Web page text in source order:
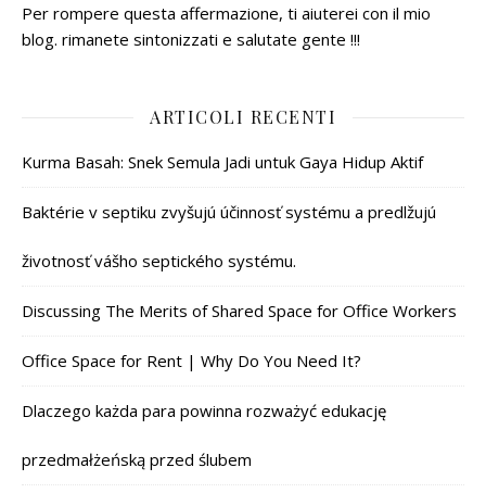
Per rompere questa affermazione, ti aiuterei con il mio
blog. rimanete sintonizzati e salutate gente !!!
ARTICOLI RECENTI
Kurma Basah: Snek Semula Jadi untuk Gaya Hidup Aktif
Baktérie v septiku zvyšujú účinnosť systému a predlžujú
životnosť vášho septického systému.
Discussing The Merits of Shared Space for Office Workers
Office Space for Rent | Why Do You Need It?
Dlaczego każda para powinna rozważyć edukację
przedmałżeńską przed ślubem